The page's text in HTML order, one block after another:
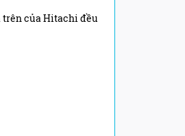
trên của Hitachi đều